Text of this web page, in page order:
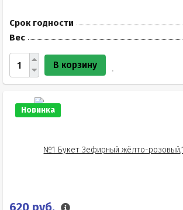
Срок годности
Вес
В корзину
Новинка
620 руб.